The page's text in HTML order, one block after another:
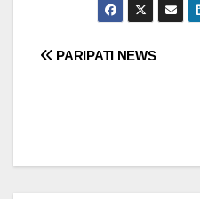
Post
PARIPATI NEWS